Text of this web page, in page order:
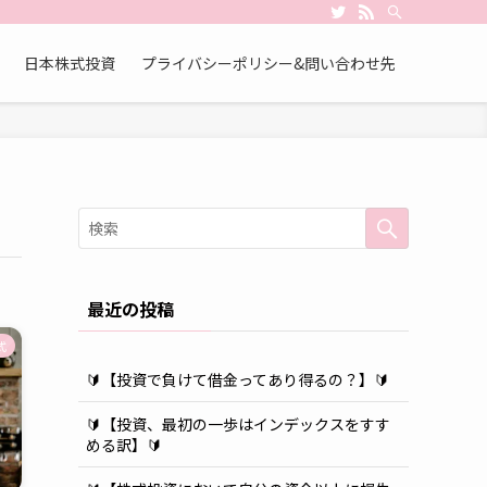
日本株式投資 プライバシーポリシー&問い合わせ先
最近の投稿
🔰【投資で負けて借金ってあり得るの？】🔰
🔰【投資、最初の一歩はインデックスをすす
める訳】🔰